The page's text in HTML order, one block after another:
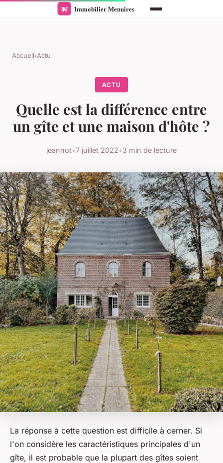
Accueil›Actu
ACTU
Quelle est la différence entre
un gîte et une maison d'hôte ?
jeannot•7 juillet 2022•3 min de lecture
La réponse à cette question est difficile à cerner. Si
l'on considère les caractéristiques principales d'un
gîte, il est probable que la plupart des gîtes soient